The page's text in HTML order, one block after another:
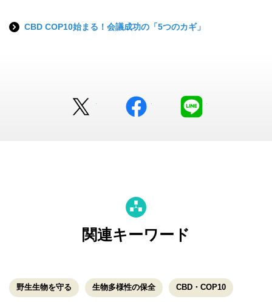
CBD COP10始まる！会議成功の「5つのカギ」
facebook
関連キーワード
野生生物を守る 生物多様性の保全 CBD・COP10